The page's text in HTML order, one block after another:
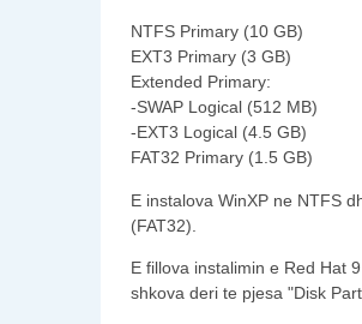
NTFS Primary (10 GB)
EXT3 Primary (3 GB)
Extended Primary:
-SWAP Logical (512 MB)
-EXT3 Logical (4.5 GB)
FAT32 Primary (1.5 GB)
E instalova WinXP ne NTFS
(FAT32).
E fillova instalimin e Red Hat
shkova deri te pjesa "Disk